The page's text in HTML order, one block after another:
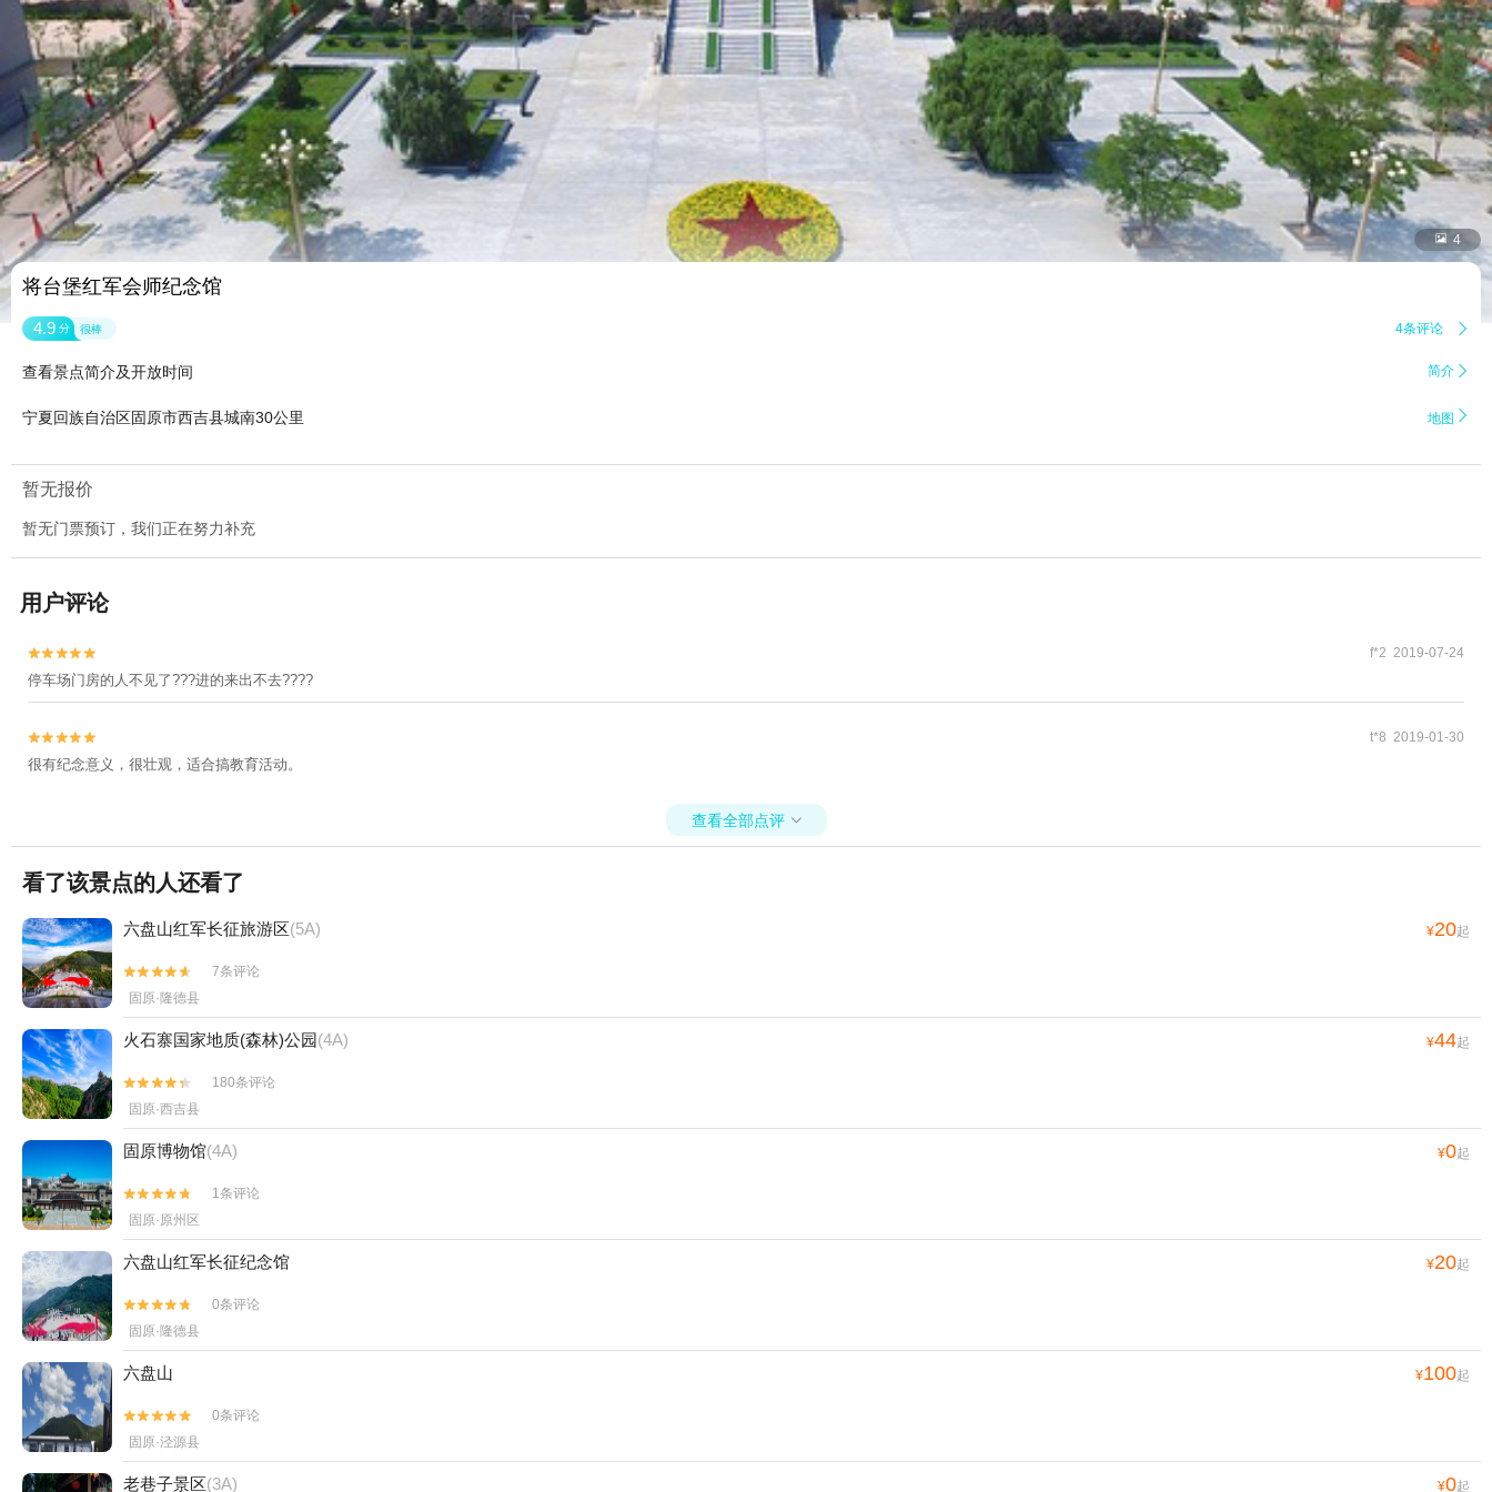
 4
将台堡红军会师纪念馆
4.9 分 很棒 4条评论 
查看景点简介及开放时间 简介 
宁夏回族自治区固原市西吉县城南30公里 地图 
暂无报价
暂无门票预订，我们正在努力补充
用户评论

 f*2 2019-07-24
停车场门房的人不见了???进的来出不去????

 t*8 2019-01-30
很有纪念意义，很壮观，适合搞教育活动。
查看全部点评 
看了该景点的人还看了
六盘山红军长征旅游区(5A) ¥20起


7条评论
固原·隆德县
火石寨国家地质(森林)公园(4A) ¥44起


180条评论
固原·西吉县
固原博物馆(4A) ¥0起


1条评论
固原·原州区
六盘山红军长征纪念馆 ¥20起


0条评论
固原·隆德县
六盘山 ¥100起


0条评论
固原·泾源县
老巷子景区(3A) ¥0起